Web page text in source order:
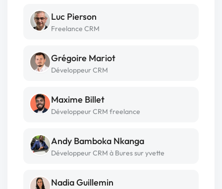
Luc Pierson
Freelance CRM
Grégoire Mariot
Développeur CRM
Maxime Billet
Développeur CRM freelance
Andy Bamboka Nkanga
Développeur CRM à Bures sur yvette
Nadia Guillemin